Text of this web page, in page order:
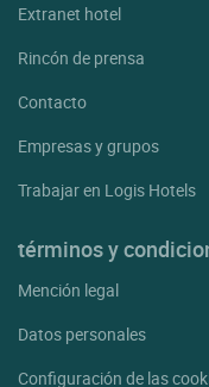
Extranet hotel
Rincón de prensa
Contacto
Empresas y grupos
Trabajar en Logis Hotels
términos y
Mención legal
Datos personales
Configuración de las